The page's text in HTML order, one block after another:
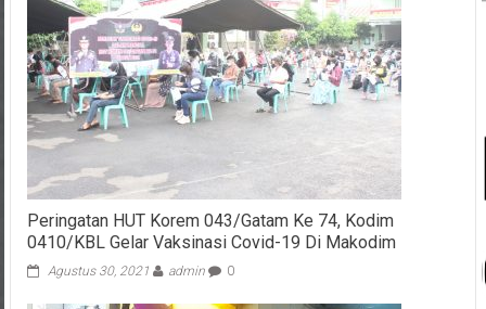
Peringatan HUT Korem 043/Gatam Ke 74, Kodim
0410/KBL Gelar Vaksinasi Covid-19 Di Makodim
Agustus 30, 2021 admin 0